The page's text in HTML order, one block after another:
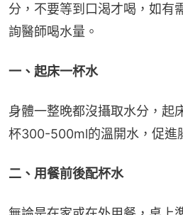
分，不要等到口渴才喝，如有
詢醫師喝水量。
一、起床一杯水
身體一整晚都沒攝取水分，起
杯300-500ml的溫開水，促進
二、用餐前後配杯水